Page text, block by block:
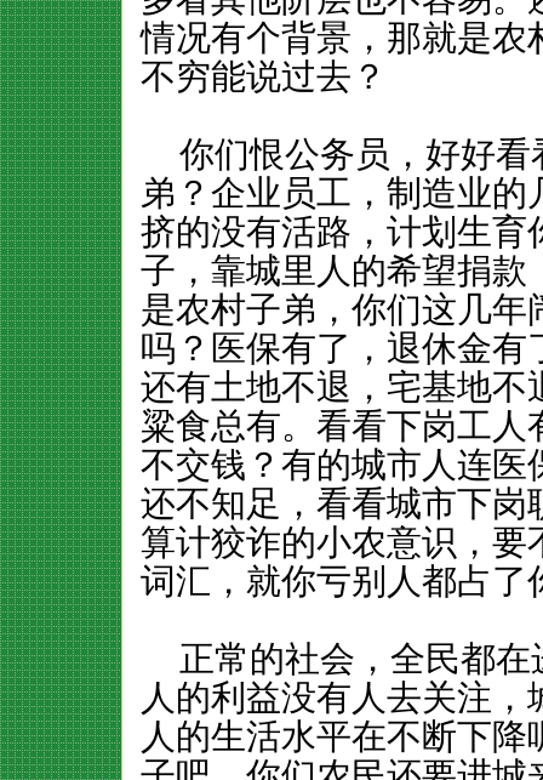
情况有个背景，那就是
不穷能说过去？
你们恨公务员，好好看
弟？企业员工，制造业
挤的没有活路，计划生
子，靠城里人的希望捐
是农村子弟，你们这几
吗？医保有了，退休金
还有土地不退，宅基地
粱食总有。看看下岗工
不交钱？有的城市人连
还不知足，看看城市下
算计狡诈的小农意识，要
词汇，就你亏别人都占
正常的社会，全民都在
人的利益没有人去关注
人的生活水平在不断下